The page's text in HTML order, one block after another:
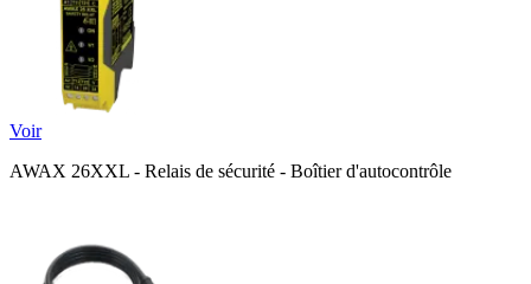
Voir
AWAX 26XXL - Relais de sécurité - Boîtier d'autocontrôle